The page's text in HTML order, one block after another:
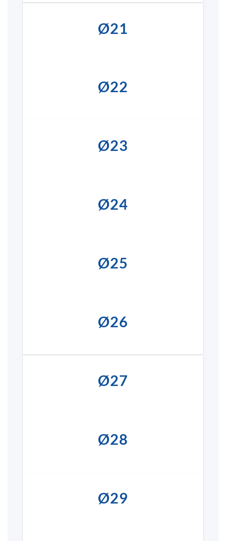
Ø21
Ø22
Ø23
Ø24
Ø25
Ø26
Ø27
Ø28
Ø29